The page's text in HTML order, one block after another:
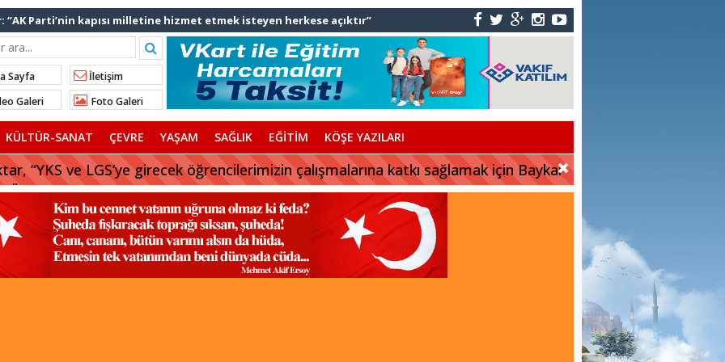
“AK Parti’nin kapısı milletine hizmet etmek isteyen herkese açıktır”
talimatla hakkımda karalama kampanyası yürütülüyor”
başkanlarından İl Başkanı Özdemir’e ziyaret
Bingöl’den İBB’ye tepki
Çerkez AK Parti’ye katıldı
AK Parti’ye katılıyor
çökmesine ilişkin açıklama
Sayfa
İletişim
Galeri
Foto Galeri
KÜLTÜR-SANAT ÇEVRE YAŞAM SAĞLIK EĞİTİM KÖŞE YAZILARI
“YKS ve LGS’ye girecek öğrencilerimizin çalışmalarına katkı sağlamak için Baykar